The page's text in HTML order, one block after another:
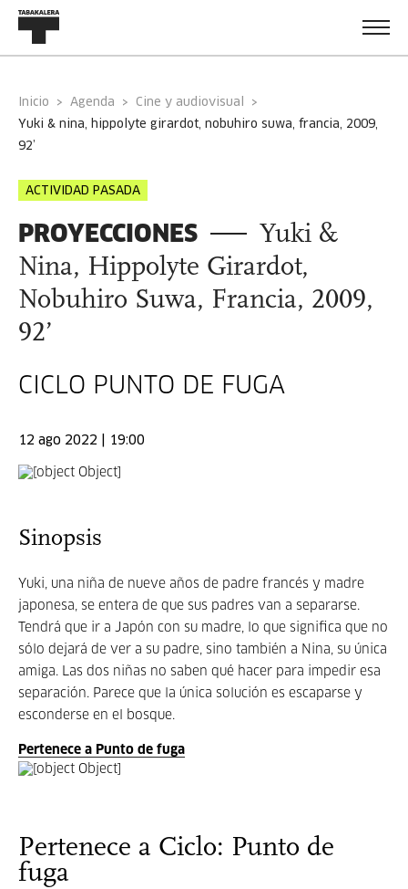
Inicio Agenda
Cine y audiovisual
yuki & nina, hippolyte girardot, nobuhiro suwa, francia, 2009,
92’
ACTIVIDAD PASADA
PROYECCIONES
Yuki &
Nina, Hippolyte Girardot,
Nobuhiro Suwa, Francia, 2009,
92’
CICLO PUNTO DE FUGA
12 ago 2022 | 19:00
Sinopsis
Yuki, una niña de nueve años de padre francés y madre
japonesa, se entera de que sus padres van a separarse.
Tendrá que ir a Japón con su madre, lo que significa que no
sólo dejará de ver a su padre, sino también a Nina, su única
amiga. Las dos niñas no saben qué hacer para impedir esa
separación. Parece que la única solución es escaparse y
esconderse en el bosque.
Pertenece a Punto de fuga
Pertenece a Ciclo: Punto de
fuga